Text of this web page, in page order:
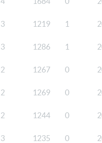
3 1219 1
3 1286 1
2 1267 0
2 1269 0
2 1244 0
3 1235 0